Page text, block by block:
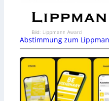
Bild: Lippmann Award
Abstimmung zum